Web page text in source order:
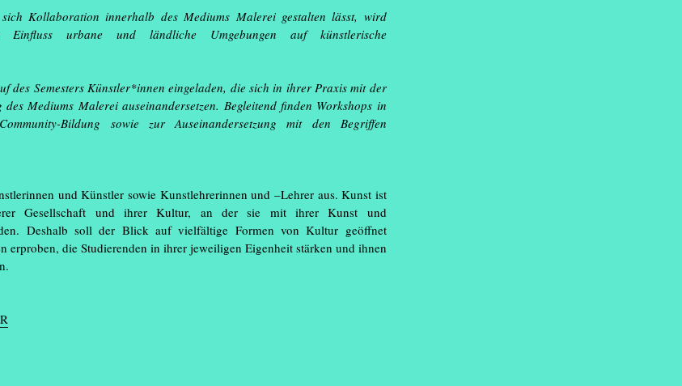
veröffentlichen wir sie
Außerdem für das Kunst-Studium:
Schüler*innen bei der Vorbereitung
auf das Kunst-Studium, jeweils freitags
um 14 Uhr.
Ausstellungsraum sp ce
Kollaboration innerhalb des Mediums Malerei gestalten lässt, wird
Einfluss urbane und ländliche Umgebungen auf künstlerische
des Semesters Künstler*innen eingeladen, die sich in ihrer Praxis mit der
Mediums Malerei auseinandersetzen. Begleitend finden Workshops in
Bildung sowie zur Auseinandersetzung mit den Begriffen
und Künstler sowie Kunstlehrerinnen und –Lehrer aus. Kunst ist
Gesellschaft und ihrer Kultur, an der sie mit ihrer Kunst und
Deshalb soll der Blick auf vielfältige Formen von Kultur geöffnet
erproben, die Studierenden in ihrer jeweiligen Eigenheit stärken und ihnen